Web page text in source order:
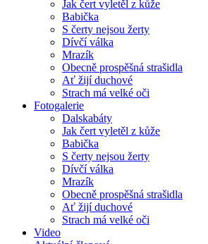
Jak čert vyletěl z kůže
Babička
S čerty nejsou žerty
Dívčí válka
Mrazík
Obecně prospěšná strašidla
Ať žijí duchové
Strach má velké oči
Fotogalerie
Dalskabáty
Jak čert vyletěl z kůže
Babička
S čerty nejsou žerty
Dívčí válka
Mrazík
Obecně prospěšná strašidla
Ať žijí duchové
Strach má velké oči
Video